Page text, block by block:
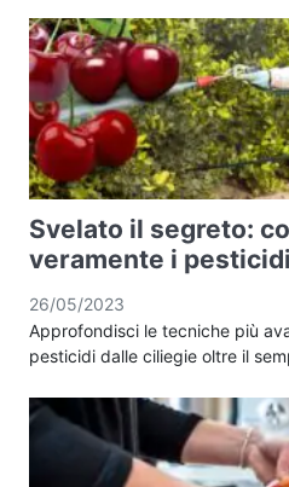
Svelato il segreto:
veramente i
26/05/2023
Approfondisci le tecniche più
pesticidi dalle ciliegie oltre il